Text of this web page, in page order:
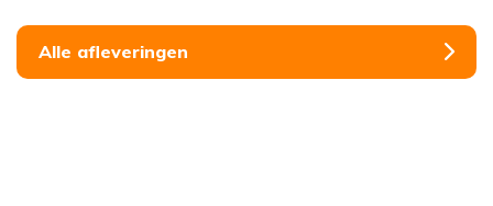
Alle afleveringen